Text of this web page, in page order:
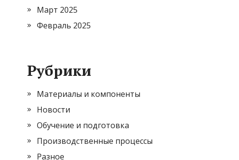
Март 2025
Февраль 2025
Рубрики
Материалы и компоненты
Новости
Обучение и подготовка
Производственные процессы
Разное